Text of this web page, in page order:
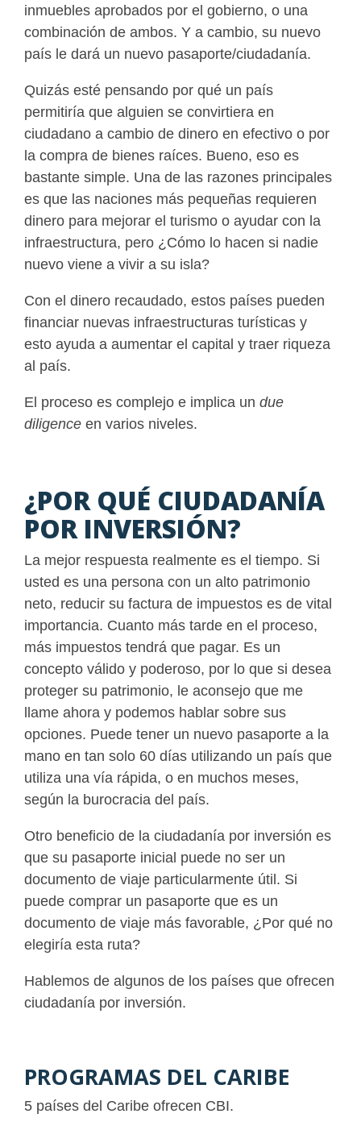
inmuebles aprobados por el gobierno, o una
combinación de ambos. Y a cambio, su nuevo
país le dará un nuevo pasaporte/ciudadanía.
Quizás esté pensando por qué un país
permitiría que alguien se convirtiera en
ciudadano a cambio de dinero en efectivo o por
la compra de bienes raíces. Bueno, eso es
bastante simple. Una de las razones principales
es que las naciones más pequeñas requieren
dinero para mejorar el turismo o ayudar con la
infraestructura, pero ¿Cómo lo hacen si nadie
nuevo viene a vivir a su isla?
Con el dinero recaudado, estos países pueden
financiar nuevas infraestructuras turísticas y
esto ayuda a aumentar el capital y traer riqueza
al país.
El proceso es complejo e implica un due
diligence en varios niveles.
¿POR QUÉ CIUDADANÍA
POR INVERSIÓN?
La mejor respuesta realmente es el tiempo. Si
usted es una persona con un alto patrimonio
neto, reducir su factura de impuestos es de vital
importancia. Cuanto más tarde en el proceso,
más impuestos tendrá que pagar. Es un
concepto válido y poderoso, por lo que si desea
proteger su patrimonio, le aconsejo que me
llame ahora y podemos hablar sobre sus
opciones. Puede tener un nuevo pasaporte a la
mano en tan solo 60 días utilizando un país que
utiliza una vía rápida, o en muchos meses,
según la burocracia del país.
Otro beneficio de la ciudadanía por inversión es
que su pasaporte inicial puede no ser un
documento de viaje particularmente útil. Si
puede comprar un pasaporte que es un
documento de viaje más favorable, ¿Por qué no
elegiría esta ruta?
Hablemos de algunos de los países que ofrecen
ciudadanía por inversión.
PROGRAMAS DEL CARIBE
5 países del Caribe ofrecen CBI.